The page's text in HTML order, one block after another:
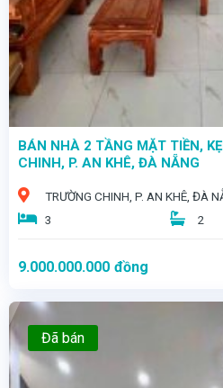
BÁN NHÀ 2 TẦNG MẶT TIỀN,
CHINH, P. AN KHÊ, ĐÀ NẴNG
TRƯỜNG CHINH, P. AN KHÊ, ĐÀ
3
2
9.000.000.000 đồng
Đã bán